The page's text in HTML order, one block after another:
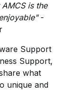
is the
-
Support
Support,
what
unique and